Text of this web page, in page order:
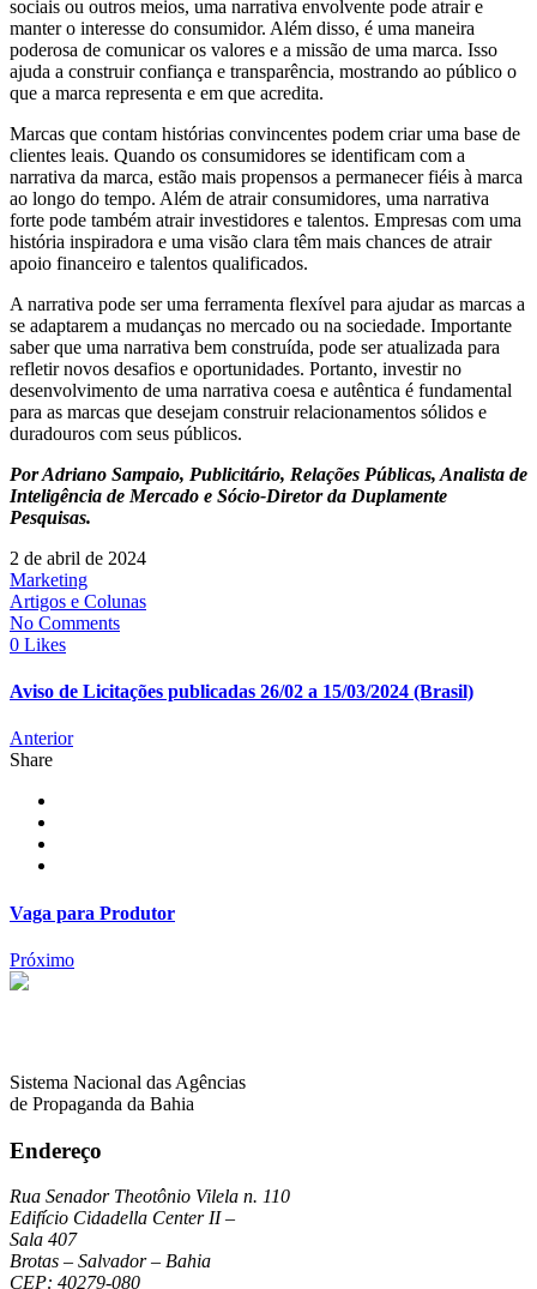
sociais ou outros meios, uma narrativa envolvente pode atrair e
manter o interesse do consumidor. Além disso, é uma maneira
poderosa de comunicar os valores e a missão de uma marca. Isso
ajuda a construir confiança e transparência, mostrando ao público o
que a marca representa e em que acredita.
Marcas que contam histórias convincentes podem criar uma base de
clientes leais. Quando os consumidores se identificam com a
narrativa da marca, estão mais propensos a permanecer fiéis à marca
ao longo do tempo. Além de atrair consumidores, uma narrativa
forte pode também atrair investidores e talentos. Empresas com uma
história inspiradora e uma visão clara têm mais chances de atrair
apoio financeiro e talentos qualificados.
A narrativa pode ser uma ferramenta flexível para ajudar as marcas a
se adaptarem a mudanças no mercado ou na sociedade. Importante
saber que uma narrativa bem construída, pode ser atualizada para
refletir novos desafios e oportunidades. Portanto, investir no
desenvolvimento de uma narrativa coesa e autêntica é fundamental
para as marcas que desejam construir relacionamentos sólidos e
duradouros com seus públicos.
Por Adriano Sampaio, Publicitário, Relações Públicas, Analista de
Inteligência de Mercado e Sócio-Diretor da Duplamente
Pesquisas.
2 de abril de 2024
Marketing
Artigos e Colunas
No Comments
0 Likes
Aviso de Licitações publicadas 26/02 a 15/03/2024 (Brasil)
Anterior
Share
Vaga para Produtor
Próximo
Sistema Nacional das Agências
de Propaganda da Bahia
Endereço
Rua Senador Theotônio Vilela n. 110
Edifício Cidadella Center II –
Sala 407
Brotas – Salvador – Bahia
CEP: 40279-080